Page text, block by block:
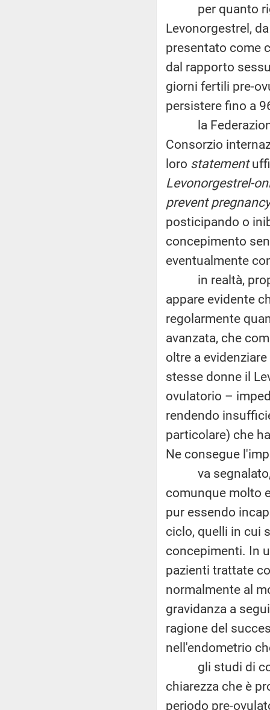
per quanto
Levonorgestrel,
presentato come
dal rapporto
giorni fertili pre-
persistere fino a
la Federazione
Consorzio
loro statement
Levonorgestrel-
prevent
posticipando o
concepimento
eventualmente
in realtà,
appare evidente
regolarmente
avanzata, che
oltre a
stesse donne il
ovulatorio –
rendendo
particolare) che
Ne consegue
va segnalato,
comunque molto
pur essendo
ciclo, quelli in cui
concepimenti. In
pazienti trattate
normalmente al
gravidanza a
ragione del
nell'endometrio
gli studi di
chiarezza che è
periodo pre-